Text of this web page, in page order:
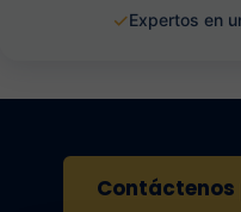
✓Expertos en